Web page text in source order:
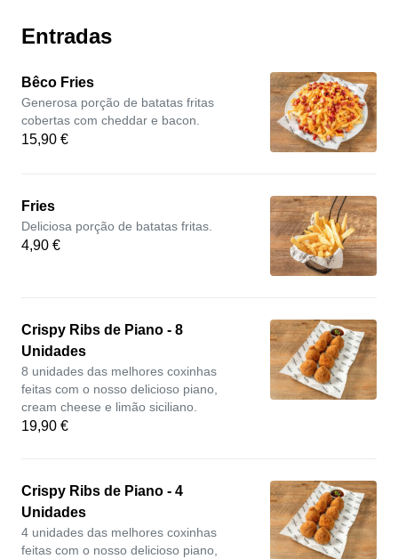
Entradas
Bêco Fries
Generosa porção de batatas fritas
cobertas com cheddar e bacon.
15,90 €
Fries
Deliciosa porção de batatas fritas.
4,90 €
Crispy Ribs de Piano - 8
Unidades
8 unidades das melhores coxinhas
feitas com o nosso delicioso piano,
cream cheese e limão siciliano.
19,90 €
Crispy Ribs de Piano - 4
Unidades
4 unidades das melhores coxinhas
feitas com o nosso delicioso piano,